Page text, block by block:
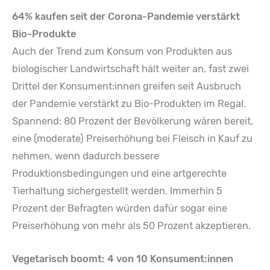
64% kaufen seit der Corona-Pandemie verstärkt
Bio-Produkte
Auch der Trend zum Konsum von Produkten aus
biologischer Landwirtschaft hält weiter an, fast zwei
Drittel der Konsument:innen greifen seit Ausbruch
der Pandemie verstärkt zu Bio-Produkten im Regal.
Spannend: 80 Prozent der Bevölkerung wären bereit,
eine (moderate) Preiserhöhung bei Fleisch in Kauf zu
nehmen, wenn dadurch bessere
Produktionsbedingungen und eine artgerechte
Tierhaltung sichergestellt werden. Immerhin 5
Prozent der Befragten würden dafür sogar eine
Preiserhöhung von mehr als 50 Prozent akzeptieren.
Vegetarisch boomt: 4 von 10 Konsument:innen